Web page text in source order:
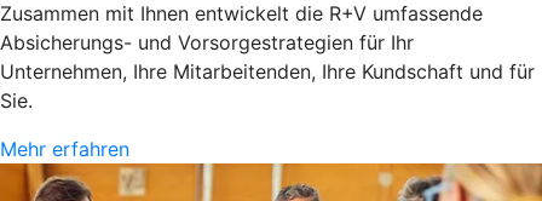
Zusammen mit Ihnen entwickelt die R+V umfassende
Absicherungs- und Vorsorgestrategien für Ihr
Unternehmen, Ihre Mitarbeitenden, Ihre Kundschaft und für
Sie.
Mehr erfahren